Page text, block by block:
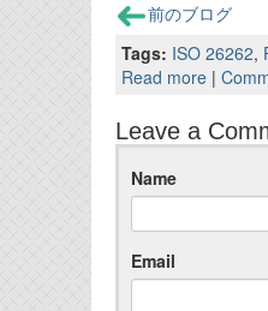
前のブログ
Tags: ISO 26262,
Read more |
Leave a
Name
Email